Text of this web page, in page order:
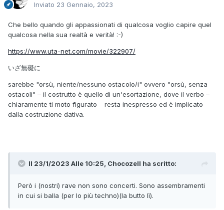
Inviato 23 Gennaio, 2023
Che bello quando gli appassionati di qualcosa voglio capire quel
qualcosa nella sua realtà e verità! :-)
https://www.uta-net.com/movie/322907/
いざ無礙に
sarebbe "orsù, niente/nessuno ostacolo/i" ovvero "orsù, senza
ostacoli" – il costrutto è quello di un'esortazione, dove il verbo –
chiaramente ti moto figurato – resta inespresso ed è implicato
dalla costruzione dativa.
Il 23/1/2023 Alle 10:25, Chocozell ha scritto:
Però i (nostri) rave non sono concerti. Sono assembramenti
in cui si balla (per lo più techno)(la butto lì).